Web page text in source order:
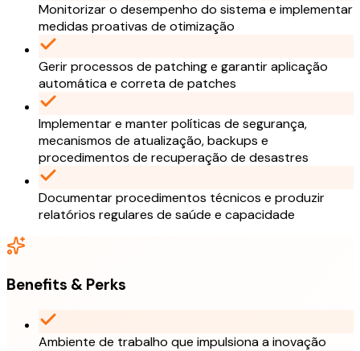
Monitorizar o desempenho do sistema e implementar
medidas proativas de otimização
Gerir processos de patching e garantir aplicação
automática e correta de patches
Implementar e manter políticas de segurança,
mecanismos de atualização, backups e
procedimentos de recuperação de desastres
Documentar procedimentos técnicos e produzir
relatórios regulares de saúde e capacidade
Benefits & Perks
Ambiente de trabalho que impulsiona a inovação